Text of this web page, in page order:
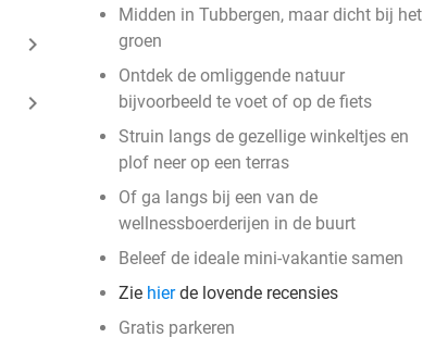
keyboard_arrow_right
keyboard_arrow_right
Midden in Tubbergen, maar dicht bij het
groen
Ontdek de omliggende natuur
bijvoorbeeld te voet of op de fiets
Struin langs de gezellige winkeltjes en
plof neer op een terras
Of ga langs bij een van de
wellnessboerderijen in de buurt
Beleef de ideale mini-vakantie samen
Zie hierde lovende recensies
Gratis parkeren